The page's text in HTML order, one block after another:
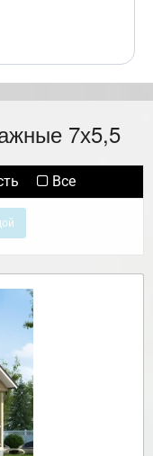
7х5,5
Все